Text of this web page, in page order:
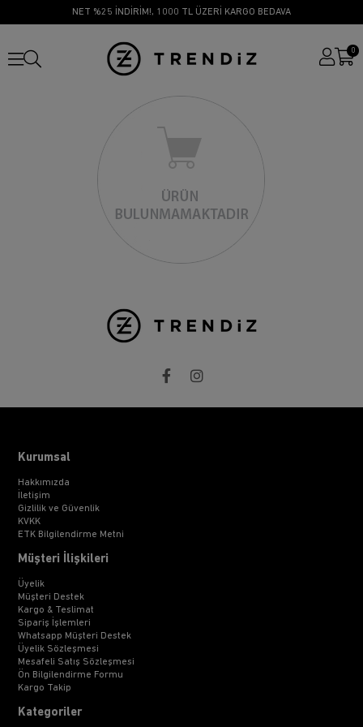
NET %25 İNDİRİM!, 1000 TL ÜZERİ KARGO BEDAVA
0
Kurumsal
Hakkımızda
İletişim
Gizlilik ve Güvenlik
KVKK
ETK Bilgilendirme Metni
Müşteri İlişkileri
Üyelik
Müşteri Destek
Kargo & Teslimat
Sipariş İşlemleri
Whatsapp Müşteri Destek
Üyelik Sözleşmesi
Mesafeli Satış Sözleşmesi
Ön Bilgilendirme Formu
Kargo Takip
Kategoriler